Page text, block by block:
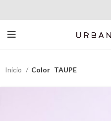
Inicio Color TAUPE